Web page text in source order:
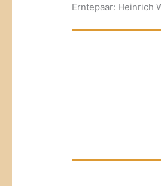
Erntepaar: Heinrich